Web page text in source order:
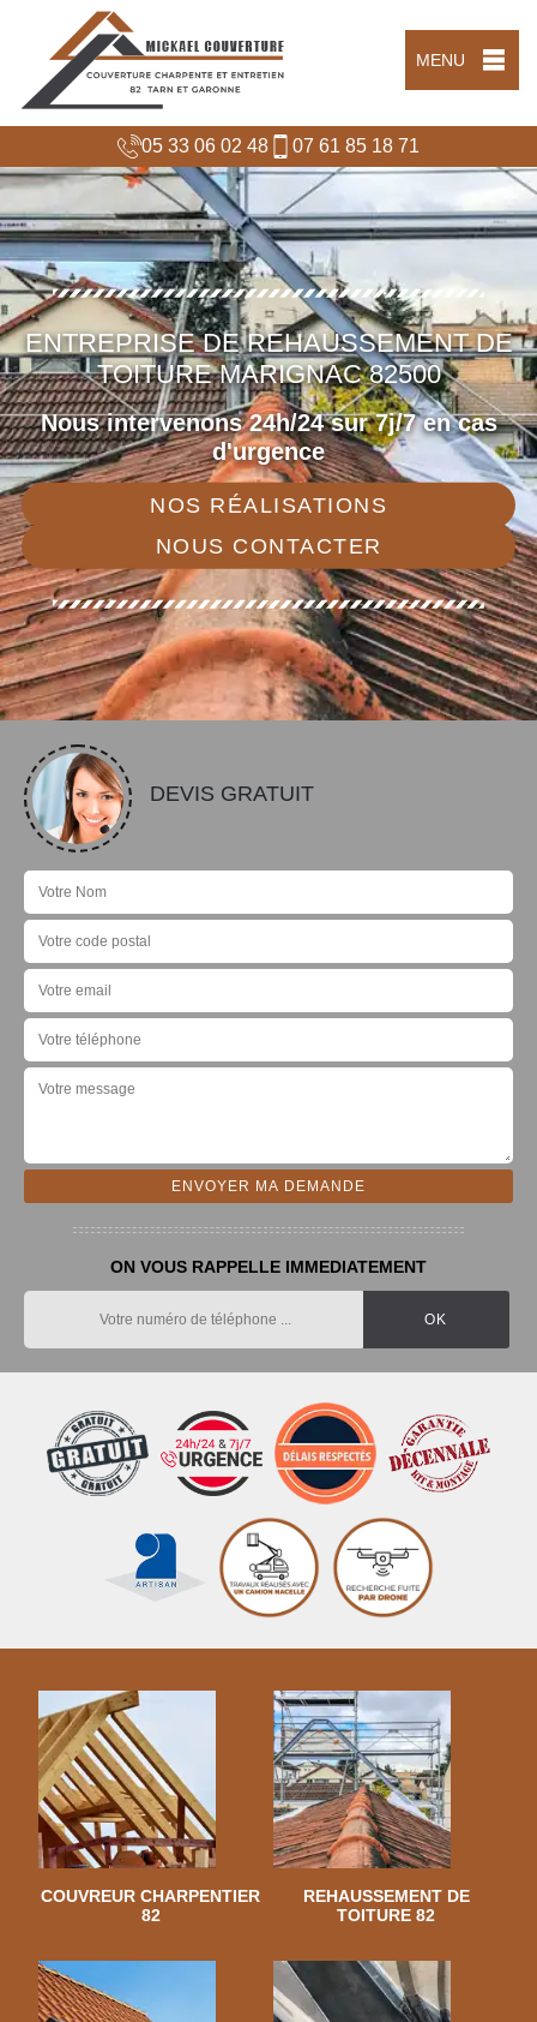
MENU
05 33 06 02 48 07 61 85 18 71
ENTREPRISE DE REHAUSSEMENT DE
TOITURE MARIGNAC 82500
Nous intervenons 24h/24 sur 7j/7 en cas
d'urgence
NOS RÉALISATIONS
NOUS CONTACTER
DEVIS GRATUIT
ON VOUS RAPPELLE IMMEDIATEMENT
COUVREUR CHARPENTIER
82
REHAUSSEMENT DE
TOITURE 82